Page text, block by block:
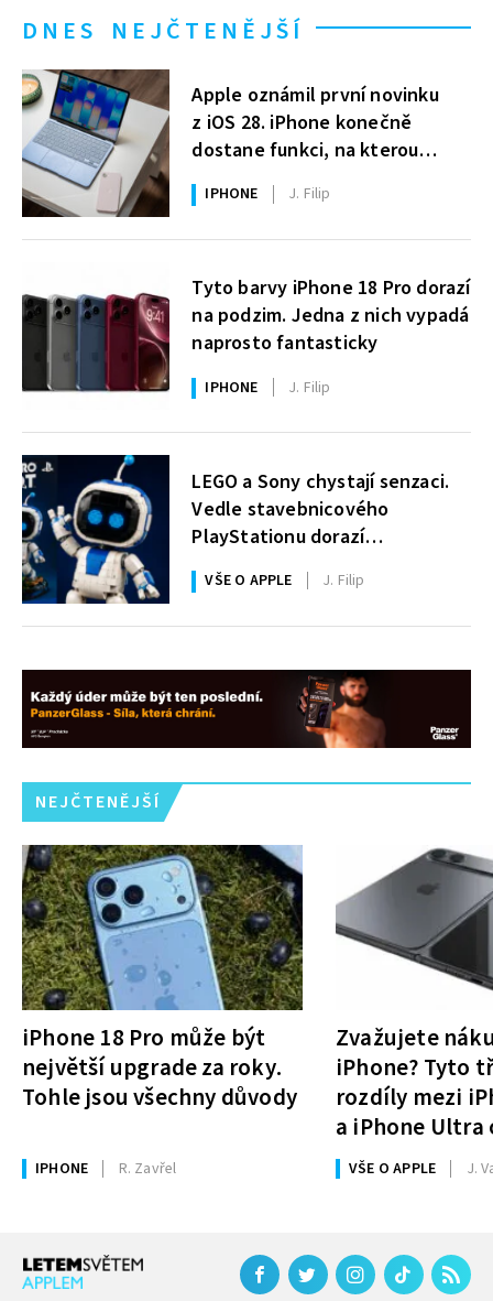
DNES NEJČTENĚJŠÍ
Apple oznámil první novinku
z iOS 28. iPhone konečně
dostane funkci, na kterou
uživatelé Windows čekají roky
IPHONE J. Filip
Tyto barvy iPhone 18 Pro dorazí
na podzim. Jedna z nich vypadá
naprosto fantasticky
IPHONE J. Filip
LEGO a Sony chystají senzaci.
Vedle stavebnicového
PlayStationu dorazí
i legendární Astro Bot a bude
zdarma
VŠE O APPLE J. Filip
NEJČTENĚJŠÍ
iPhone 18 Pro může být
největší upgrade za roky.
Tohle jsou všechny důvody
IPHONE R. Zavřel
Zvažujete
iPhone? Tyto
rozdíly mezi
a iPhone Ultra
rozhodnutí
VŠE O APPLE J.